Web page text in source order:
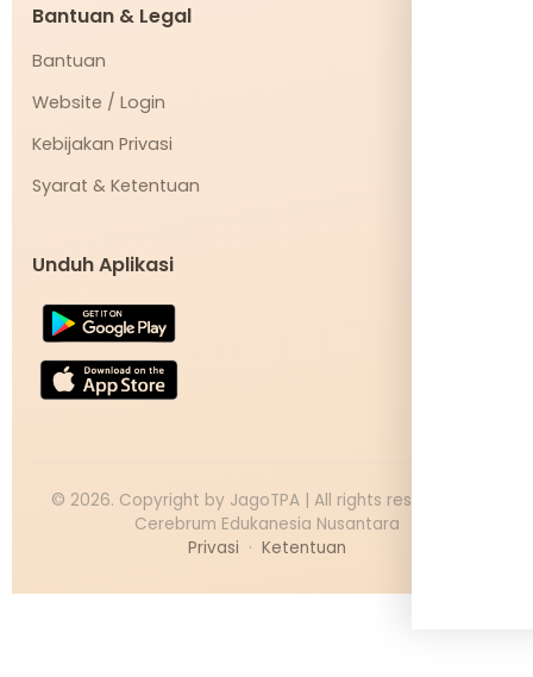
Bantuan & Legal
Bantuan
Website / Login
Kebijakan Privasi
Syarat & Ketentuan
Unduh Aplikasi
© 2026. Copyright by JagoTPA | All rights reserved PT
Cerebrum Edukanesia Nusantara
Privasi · Ketentuan